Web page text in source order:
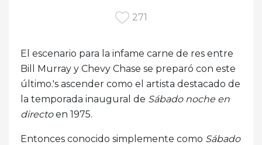
271
El escenario para la infame carne de res entre
Bill Murray y Chevy Chase se preparó con este
último.'s ascender como el artista destacado de
la temporada inaugural de Sábado noche en
directoen 1975.
Entonces conocido simplemente como Sábado